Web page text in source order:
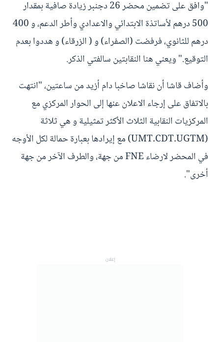
"وافق على تضمين محضر 26 دجنبر زيادة صافية بمقدار
500 درهم لأساتذة الابتدائي والاعدادي وأطر الدعم، و 400
درهم للثانوي، فرفضت (الصفراء) و ( الزرقاء) و هددوا بعدم
التوقيع." ويعني هنا النقابتين سالفتي الذكر.
وأضاف قاشا أن نقاشا صاخبا دام أزيد من ساعتين، "انتهت
بالاتفاق على إرجاء الاعلان عنها إلى الحوار المركزي مع
المركزيات النقابية الثلاث الأكثر تمثيلية و هي ثلاثة
(UMT.CDT.UGTM) مع إيرادها بعبارة حمالة لكل الأوجه
في المحضر لارضاء FNE من جهة، والطرف الآخر من جهة
أخرى".
إعلان